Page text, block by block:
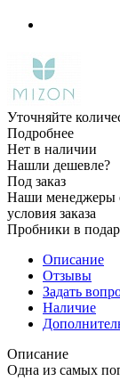
Уточняйте
Подробнее
Нет в наличии
Нашли дешевле?
Под заказ
Наши менеджеры
условия заказа
Пробники в
Описание
Отзывы
Задать
Наличие
Описание
Одна из самых